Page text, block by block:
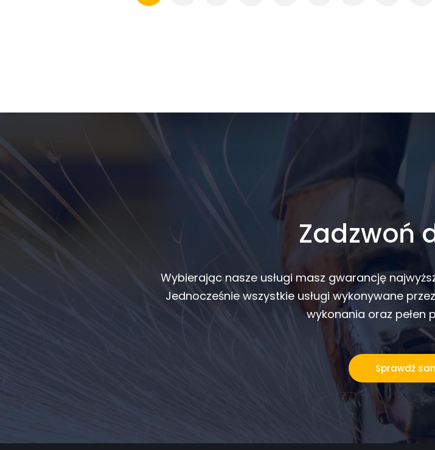
Zadzwoń
Wybierając nasze usługi masz gwarancję
Jednocześnie wszystkie usługi wykonywane
wykonania oraz pełen
Sprawdź